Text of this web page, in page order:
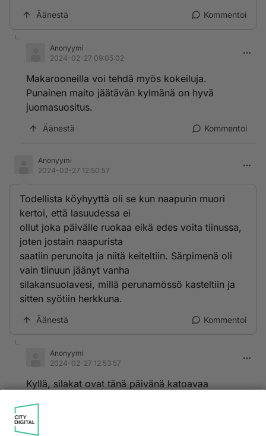
Äänestä Kommentoi
Anonyymi
2024-02-27 09:05:02
Makarooneilla voi tehdä myös kokeiluja.
Punainen maito jäätävän kylmänä on hyvä
juomasuositus.
Äänestä Kommentoi
Anonyymi
2024-02-27 12:50:57
Todellista köyhyyttä oli se kun naapurin muori
kertoi, että lasuudessa ei
ollut joka päivälle ruokaa eikä edes voita tiinussa,
joten jostain naapurista
saatiin perunoita ja niitä keiteltiin. Särpimenä oli
vain tiinuun jäänyt vanha
silakansuolavesi, millä perunamössö kasteltiin ja
sitten syötiin herkkuna.
Äänestä Kommentoi
Anonyymi
2024-02-27 12:53:57
Kyllä, silakat ovat tänä päivänä katoavaa
allergiat tulevat joillain vastaan, kuten toisilla
toisista aineista.